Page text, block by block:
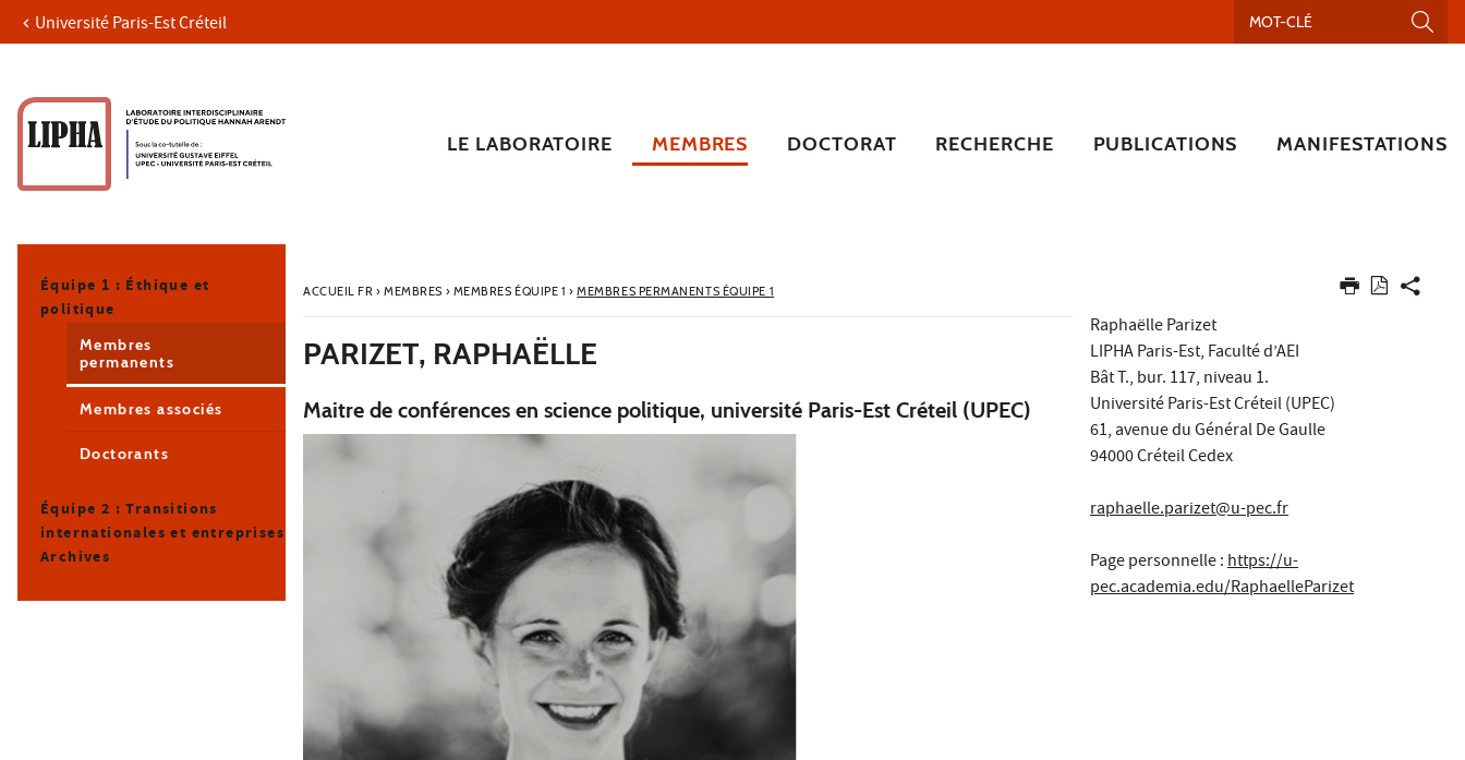
Aller au contenu
Recherche
Navigation secondaire
Université Paris-Est Créteil
LE LABORATOIRE MEMBRES DOCTORAT RECHERCHE PUBLICATIONS MANIFESTATIONS
ACCUEIL FR› MEMBRES › MEMBRES ÉQUIPE 1› MEMBRES PERMANENTS ÉQUIPE 1
PARIZET, RAPHAËLLE
Maitre de conférences en science politique, université Paris-Est Créteil (UPEC)
Raphaëlle Parizet
LIPHA Paris-Est, Faculté d’AEI
Bât T., bur. 117, niveau 1.
Université Paris-Est Créteil (UPEC)
61, avenue du Général De Gaulle
94000 Créteil Cedex
raphaelle.parizet@u-pec.fr
Page personnelle :https://u-
pec.academia.edu/RaphaelleParizet
Équipe 1 : Éthique et
politique
Membres
permanents
Membres associés
Doctorants
Équipe 2 : Transitions
internationales et entreprises
Archives